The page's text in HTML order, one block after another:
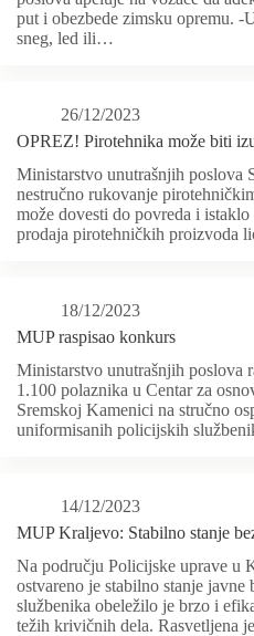
put i obezbede zimsku opremu. -
sneg, led ili…
26/12/2023
OPREZ! Pirotehnika može biti
Ministarstvo unutrašnjih poslova
nestručno rukovanje
može dovesti do povreda i
prodaja pirotehničkih proizvoda
18/12/2023
MUP raspisao konkurs
Ministarstvo unutrašnjih poslova
1.100 polaznika u Centar za
Sremskoj Kamenici na stručno
uniformisanih policijskih
14/12/2023
MUP Kraljevo: Stabilno stanje
Na području Policijske uprave u
ostvareno je stabilno stanje
službenika obeležilo je brzo i
težih krivičnih dela. Rasvetljena